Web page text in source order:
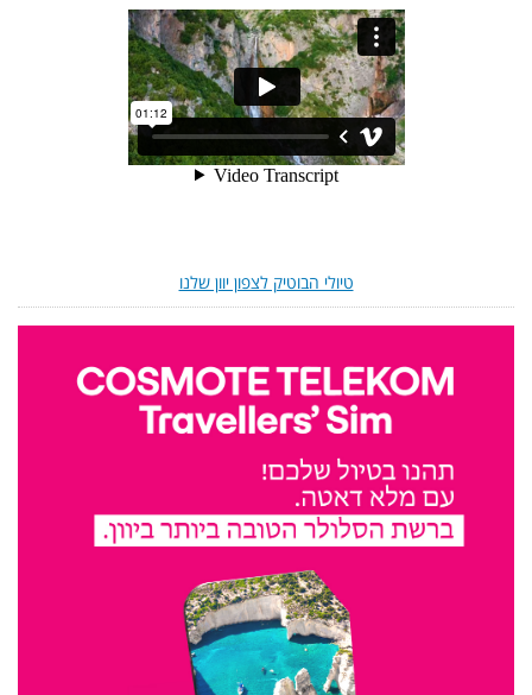
טיולי הבוטיק לצפון יוון שלנו